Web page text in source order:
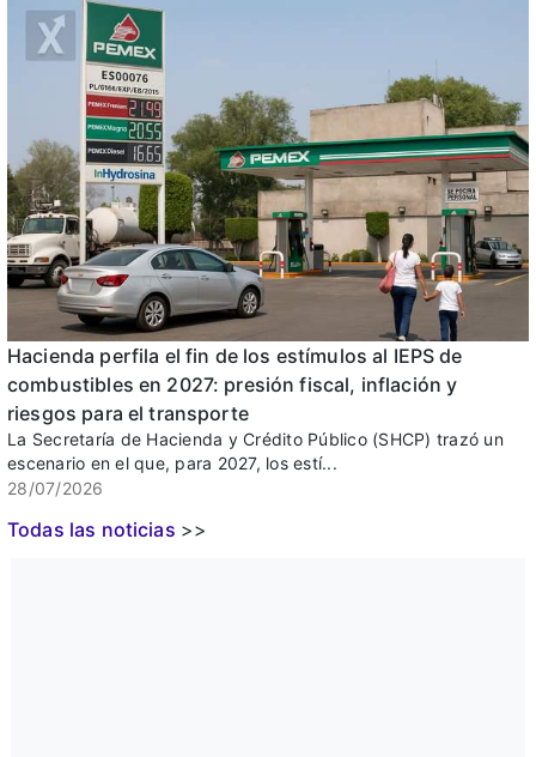
Hacienda perfila el fin de los estímulos al IEPS de
combustibles en 2027: presión fiscal, inflación y
riesgos para el transporte
La Secretaría de Hacienda y Crédito Público (SHCP) trazó un
escenario en el que, para 2027, los estí...
28/07/2026
Todas las noticias >>